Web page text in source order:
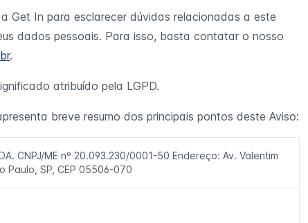
Get In para esclarecer dúvidas relacionadas a este
dados pessoais. Para isso, basta contatar o nosso
.
atribuído pela LGPD.
breve resumo dos principais pontos deste Aviso:
CNPJ/ME nº 20.093.230/0001-50 Endereço: Av. Valentim
Paulo, SP, CEP 05506-070